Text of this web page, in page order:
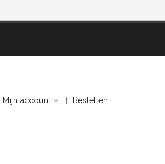
Mijn account Bestellen